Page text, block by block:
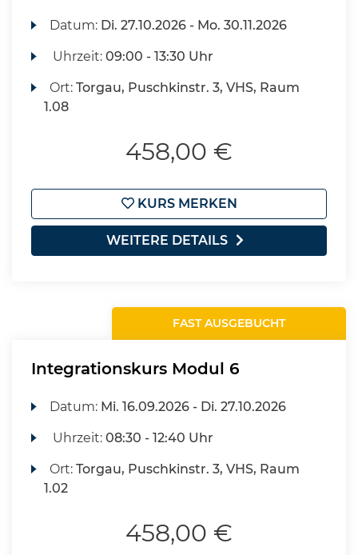
Datum: Di. 27.10.2026 - Mo. 30.11.2026
Uhrzeit:09:00 - 13:30 Uhr
Ort:Torgau, Puschkinstr. 3, VHS, Raum
1.08
458,00 €
KURS MERKEN
WEITERE DETAILS
FAST AUSGEBUCHT
Integrationskurs Modul 6
Datum: Mi. 16.09.2026 - Di. 27.10.2026
Uhrzeit:08:30 - 12:40 Uhr
Ort:Torgau, Puschkinstr. 3, VHS, Raum
1.02
458,00 €